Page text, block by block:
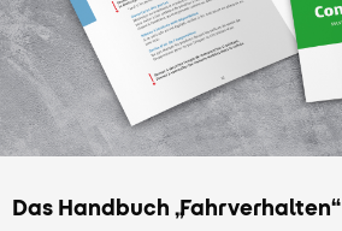
Das Handbuch „Fahrverhalten“